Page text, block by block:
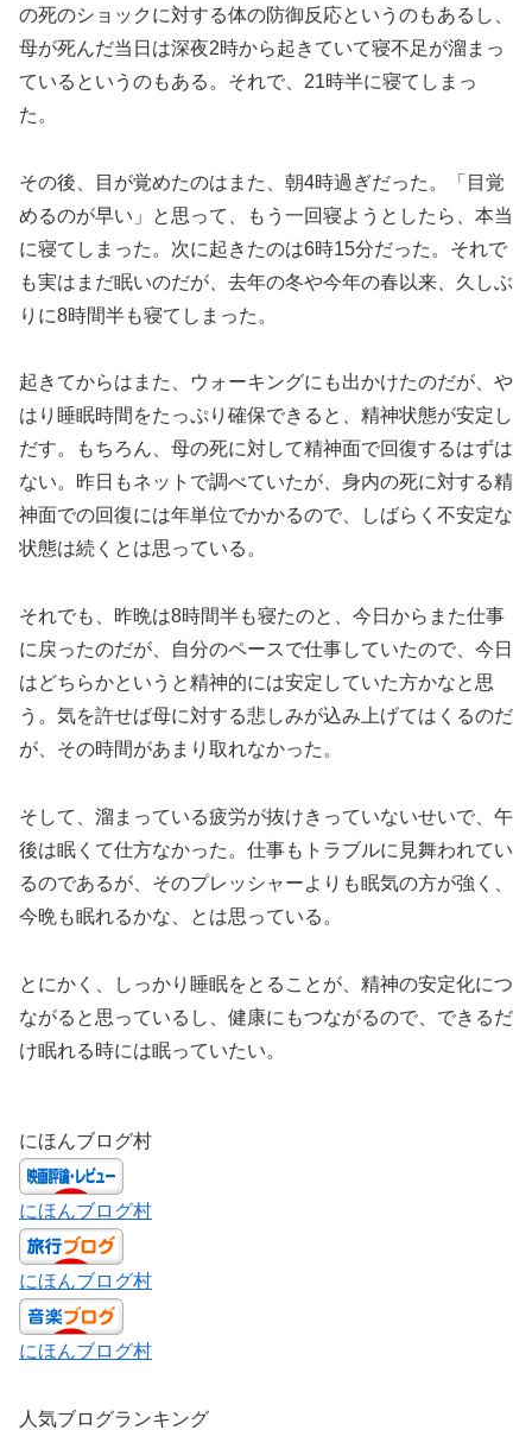
の死のショックに対する体の防御反応というのもあるし、
母が死んだ当日は深夜2時から起きていて寝不足が溜まっ
ているというのもある。それで、21時半に寝てしまっ
た。
その後、目が覚めたのはまた、朝4時過ぎだった。「目覚
めるのが早い」と思って、もう一回寝ようとしたら、本当
に寝てしまった。次に起きたのは6時15分だった。それで
も実はまだ眠いのだが、去年の冬や今年の春以来、久しぶ
りに8時間半も寝てしまった。
起きてからはまた、ウォーキングにも出かけたのだが、や
はり睡眠時間をたっぷり確保できると、精神状態が安定し
だす。もちろん、母の死に対して精神面で回復するはずは
ない。昨日もネットで調べていたが、身内の死に対する精
神面での回復には年単位でかかるので、しばらく不安定な
状態は続くとは思っている。
それでも、昨晩は8時間半も寝たのと、今日からまた仕事
に戻ったのだが、自分のペースで仕事していたので、今日
はどちらかというと精神的には安定していた方かなと思
う。気を許せば母に対する悲しみが込み上げてはくるのだ
が、その時間があまり取れなかった。
そして、溜まっている疲労が抜けきっていないせいで、午
後は眠くて仕方なかった。仕事もトラブルに見舞われてい
るのであるが、そのプレッシャーよりも眠気の方が強く、
今晩も眠れるかな、とは思っている。
とにかく、しっかり睡眠をとることが、精神の安定化につ
ながると思っているし、健康にもつながるので、できるだ
け眠れる時には眠っていたい。
にほんブログ村
にほんブログ村
にほんブログ村
にほんブログ村
人気ブログランキング